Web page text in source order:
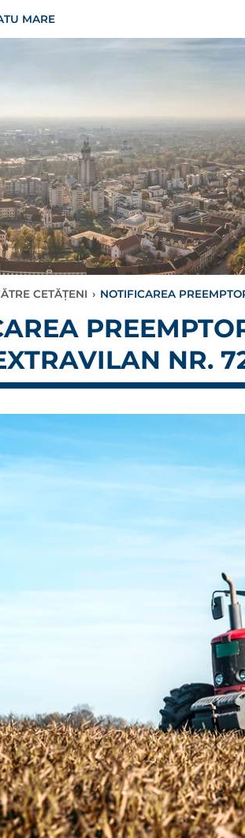
MARE
CETĂȚENI › NOTIFICAREA
NR.